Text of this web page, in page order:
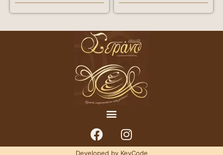
Developed by KeyCode